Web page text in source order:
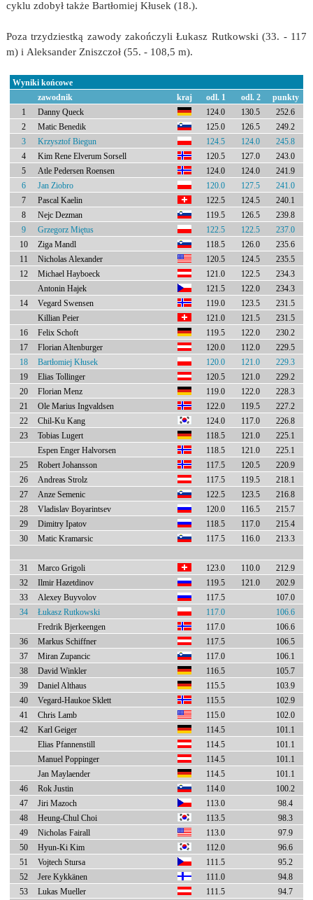
cyklu zdobył także Bartłomiej Kłusek (18.).
Poza trzydziestką zawody zakończyli Łukasz Rutkowski (33. - 117
m) i Aleksander Zniszczoł (55. - 108,5 m).
Wyniki końcowe
zawodnik
kraj odl. 1 odl. 2
punkty
1
Danny Queck 124.0 130.5
252.6
2
Matic Benedik 125.0 126.5
249.2
3
Krzysztof Biegun 124.5 124.0
245.8
4
Kim Rene Elverum Sorsell 120.5 127.0
243.0
5
Atle Pedersen Roensen 124.0 124.0
241.9
6
Jan Ziobro 120.0 127.5
241.0
7
Pascal Kaelin 122.5 124.5
240.1
8
Nejc Dezman 119.5 126.5
239.8
9
Grzegorz Miętus 122.5 122.5
237.0
10
Ziga Mandl 118.5 126.0
235.6
11
Nicholas Alexander 120.5 124.5
235.5
12
Michael Hayboeck 121.0 122.5
234.3
Antonin Hajek
121.5 122.0
234.3
14
Vegard Swensen 119.0 123.5
231.5
Killian Peier
121.0 121.5
231.5
16
Felix Schoft 119.5 122.0
230.2
17
Florian Altenburger 120.0 112.0
229.5
18
Bartłomiej Kłusek 120.0 121.0
229.3
19
Elias Tollinger 120.5 121.0
229.2
20
Florian Menz 119.0 122.0
228.3
21
Ole Marius Ingvaldsen 122.0 119.5
227.2
22
Chil-Ku Kang 124.0 117.0
226.8
23
Tobias Lugert 118.5 121.0
225.1
Espen Enger Halvorsen
118.5 121.0
225.1
25
Robert Johansson 117.5 120.5
220.9
26
Andreas Strolz 117.5 119.5
218.1
27
Anze Semenic 122.5 123.5
216.8
28
Vladislav Boyarintsev 120.0 116.5
215.7
29
Dimitry Ipatov 118.5 117.0
215.4
30
Matic Kramarsic 117.5 116.0 213.3
31 Marco Grigoli 123.0 110.0
212.9
32
Ilmir Hazetdinov 119.5 121.0
202.9
33
Alexey Buyvolov 117.5
107.0
34
Łukasz Rutkowski 117.0
106.6
Fredrik Bjerkeengen
117.0
106.6
36
Markus Schiffner 117.5
106.5
37
Miran Zupancic 117.0
106.1
38
David Winkler 116.5
105.7
39
Daniel Althaus 115.5
103.9
40
Vegard-Haukoe Sklett 115.5
102.9
41
Chris Lamb 115.0
102.0
42
Karl Geiger 114.5
101.1
Elias Pfannenstill
114.5
101.1
Manuel Poppinger
114.5
101.1
Jan Maylaender
114.5
101.1
46
Rok Justin 114.0
100.2
47
Jiri Mazoch 113.0
98.4
48
Heung-Chul Choi 113.5
98.3
49
Nicholas Fairall 113.0
97.9
50
Hyun-Ki Kim 112.0
96.6
51
Vojtech Stursa 111.5
95.2
52
Jere Kykkänen 111.0
94.8
53
Lukas Mueller 111.5 94.7